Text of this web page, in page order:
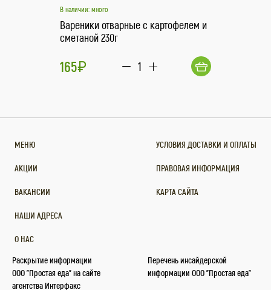
В наличии: много
Вареники отварные с картофелем и
сметаной 230г
165 1
Раскрытие информации
ООО "Простая еда" на сайте
агентства Интерфакc
Перечень инсайдерской
информации ООО "Простая еда"
МЕНЮ
АКЦИИ
ВАКАНСИИ
НАШИ АДРЕСА
О НАС
УСЛОВИЯ ДОСТАВКИ И ОПЛАТЫ
ПРАВОВАЯ ИНФОРМАЦИЯ
КАРТА САЙТА